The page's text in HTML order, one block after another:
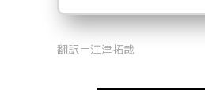
翻訳＝江津拓哉